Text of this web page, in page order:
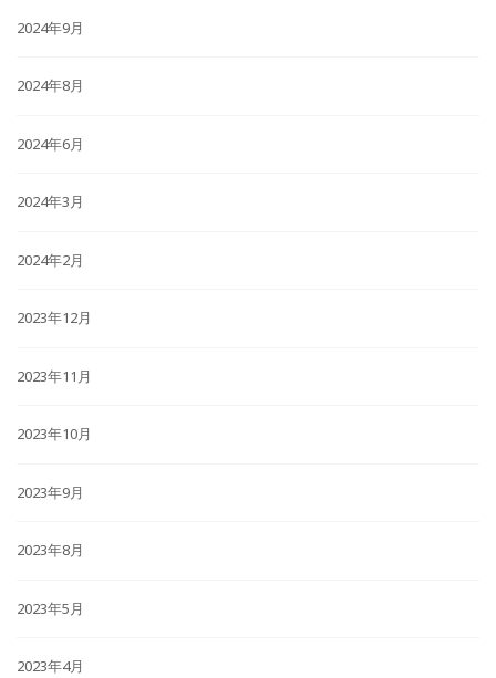
2024年9月
2024年8月
2024年6月
2024年3月
2024年2月
2023年12月
2023年11月
2023年10月
2023年9月
2023年8月
2023年5月
2023年4月